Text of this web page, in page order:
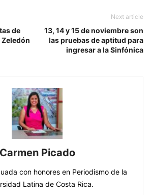
de
Next article
13, 14 y 15 de noviembre son
las pruebas de aptitud para
ingresar a la Sinfónica
Carmen Picado
con honores en Periodismo de la
Latina de Costa Rica.